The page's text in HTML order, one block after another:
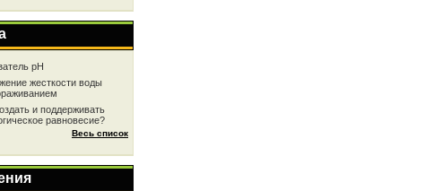
рН
жесткоcти воды
и поддерживать
равновесие?
Весь список